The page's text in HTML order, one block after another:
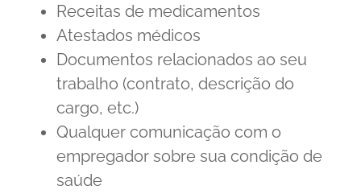
Receitas de medicamentos
Atestados médicos
Documentos relacionados ao seu
trabalho (contrato, descrição do
cargo, etc.)
Qualquer comunicação com o
empregador sobre sua condição de
saúde